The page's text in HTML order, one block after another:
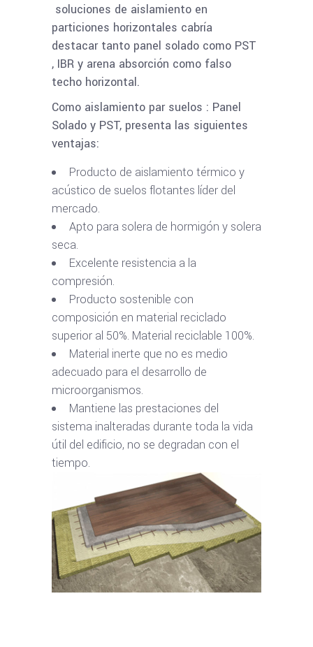
soluciones de aislamiento en
particiones horizontales cabría
destacar tanto panel solado como PST
, IBR y arena absorción como falso
techo horizontal.
Como aislamiento par suelos : Panel
Solado y PST, presenta las siguientes
ventajas:
Producto de aislamiento térmico y
acústico de suelos flotantes líder del
mercado.
Apto para solera de hormigón y solera
seca.
Excelente resistencia a la
compresión.
Producto sostenible con
composición en material reciclado
superior al 50%. Material reciclable 100%.
Material inerte que no es medio
adecuado para el desarrollo de
microorganismos.
Mantiene las prestaciones del
sistema inalteradas durante toda la vida
útil del edificio, no se degradan con el
tiempo.